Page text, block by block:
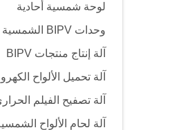
لوحة شمسية أحادية
وحدات BIPV الشمسية
آلة إنتاج منتجات BIPV
آلة تحميل الألواح
آلة تصفيح الفيلم
آلة لحام الألواح